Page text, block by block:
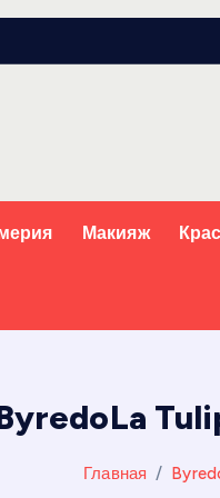
Макияж
Главная